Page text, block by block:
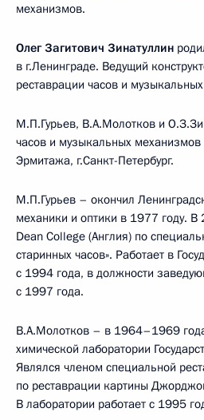
механизмов.
Олег Загитович Зинатуллин
в г.Ленинграде. Ведущий
реставрации часов и
М.П.Гурьев, В.А.Молотков и
часов и музыкальных механизмов
Эрмитажа, г.Санкт-Петербург.
М.П.Гурьев – окончил
механики и оптики в 1977 году. В
Dean College (Англия) по
старинных часов». Работает в
с 1994 года, в должности
с 1997 года.
В.А.Молотков – в 1964–1969
химической лаборатории
Являлся членом специальной
по реставрации картины
В лаборатории работает с 1995